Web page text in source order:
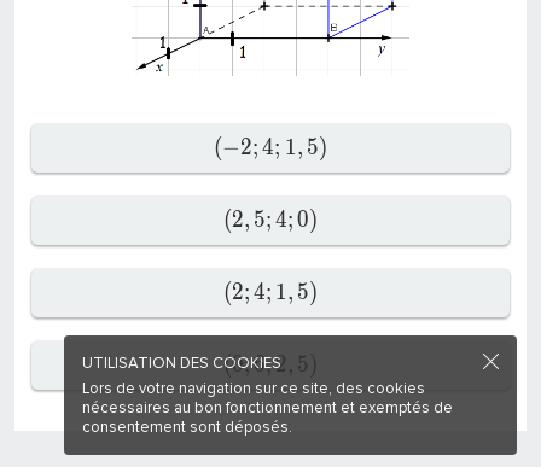
(−2;4; 1, 5)
(2, 5;4;0)
(2;4; 1, 5)
(0;6;2, 5)
UTILISATION DES COOKIES
Lors de votre navigation sur ce site, des cookies
nécessaires au bon fonctionnement et exemptés de
consentement sont déposés.